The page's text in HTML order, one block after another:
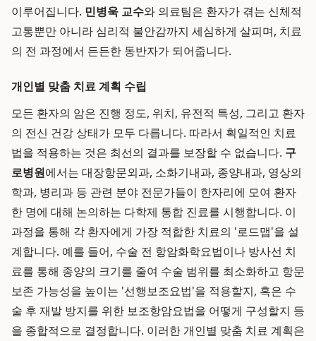
이루어집니다. 민병욱 교수와 의료팀은 환자가 겪는 신체적
고통뿐만 아니라 심리적 불안감까지 세심하게 살피며, 치료
의 전 과정에서 든든한 동반자가 되어줍니다.
개인별 맞춤 치료 계획 수립
모든 환자의 암은 진행 정도, 위치, 유전적 특성, 그리고 환자
의 전신 건강 상태가 모두 다릅니다. 따라서 획일적인 치료
법을 적용하는 것은 최선의 결과를 보장할 수 없습니다. 구
로병원에서는 대장항문외과, 소화기내과, 종양내과, 영상의
학과, 병리과 등 관련 분야 전문가들이 한자리에 모여 환자
한 명에 대해 논의하는 다학제 통합 진료를 시행합니다. 이
과정을 통해 각 환자에게 가장 적합한 치료의 '로드맵'을 설
계합니다. 예를 들어, 수술 전 항암화학요법이나 방사선 치
료를 통해 종양의 크기를 줄여 수술 범위를 최소화하고 항문
보존 가능성을 높이는 '선행보조요법'을 적용할지, 혹은 수
술 후 재발 방지를 위한 보조항암요법을 어떻게 구성할지 등
을 종합적으로 결정합니다. 이러한 개인별 맞춤 치료 계획은